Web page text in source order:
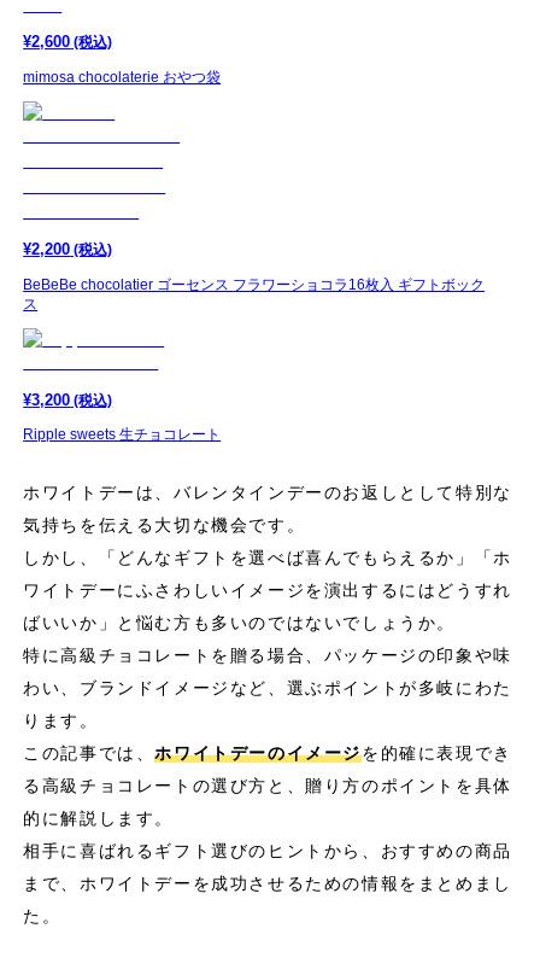
¥2,600 (税込)
mimosa chocolaterie おやつ袋
¥2,200 (税込)
BeBeBe chocolatier ゴーセンス フラワーショコラ16枚入 ギフトボック
ス
¥3,200 (税込)
Ripple sweets 生チョコレート
ホワイトデーは、バレンタインデーのお返しとして特別な
気持ちを伝える大切な機会です。
しかし、「どんなギフトを選べば喜んでもらえるか」「ホ
ワイトデーにふさわしいイメージを演出するにはどうすれ
ばいいか」と悩む方も多いのではないでしょうか。
特に高級チョコレートを贈る場合、パッケージの印象や味
わい、ブランドイメージなど、選ぶポイントが多岐にわた
ります。
この記事では、ホワイトデーのイメージを的確に表現でき
る高級チョコレートの選び方と、贈り方のポイントを具体
的に解説します。
相手に喜ばれるギフト選びのヒントから、おすすめの商品
まで、ホワイトデーを成功させるための情報をまとめまし
た。